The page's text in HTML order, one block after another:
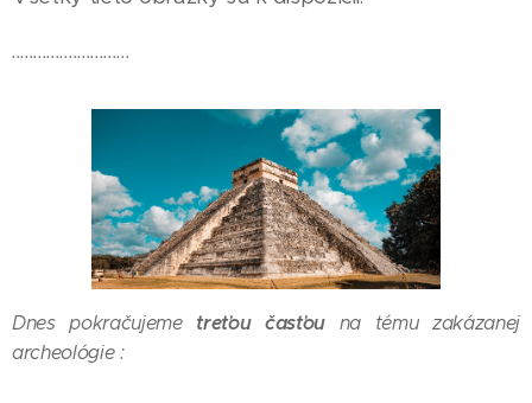
...........................
Dnes pokračujeme treťou časťou na tému zakázanej
archeológie :